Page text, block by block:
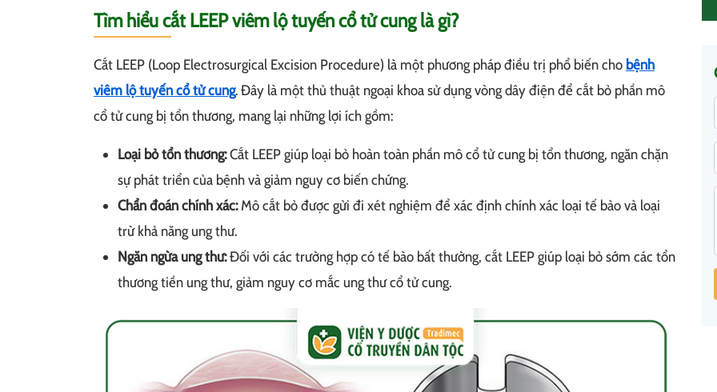
Tìm hiểu cắt LEEP viêm lộ tuyến cổ tử cung là gì?
Cắt LEEP (Loop Electrosurgical Excision Procedure) là một phương pháp điều trị phổ biến cho bệnh
viêm lộ tuyến cổ tử cung. Đây là một thủ thuật ngoại khoa sử dụng vòng dây điện để cắt bỏ phần mô
cổ tử cung bị tổn thương, mang lại những lợi ích gồm:
Loại bỏ tổn thương:Cắt LEEP giúp loại bỏ hoàn toàn phần mô cổ tử cung bị tổn thương, ngăn chặn
sự phát triển của bệnh và giảm nguy cơ biến chứng.
Chẩn đoán chính xác:Mô cắt bỏ được gửi đi xét nghiệm để xác định chính xác loại tế bào và loại
trừ khả năng ung thư.
Ngăn ngừa ung thư:Đối với các trường hợp có tế bào bất thường, cắt LEEP giúp loại bỏ sớm các tổn
thương tiền ung thư, giảm nguy cơ mắc ung thư cổ tử cung.